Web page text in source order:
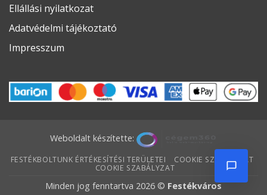
Ellállási nyilatkozat
Adatvédelmi tájékoztató
Impresszum
Weboldalt készítette:
FESTÉKBOLTUNK ÉRTÉKESÍTÉSI TERÜLETEI
COOKIE SZABÁLYZAT
COOKIE SZABÁLYZAT
Minden jog fenntartva 2026 © Festékváros